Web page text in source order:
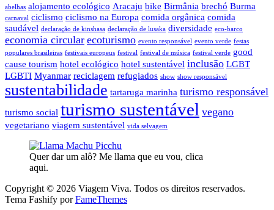
abelhas alojamento ecológico Aracaju bike Birmânia brechó Burma
carnaval ciclismo ciclismo na Europa comida orgânica comida
saudável declaração de kinshasa declaração de lusaka diversidade eco-barco
economia circular ecoturismo evento responsável evento verde festas
populares brasileiras festivais europeus festival festival de música festival verde good
cause tourism hotel ecológico hotel sustentável inclusão LGBT
LGBTI Myanmar reciclagem refugiados show show responsável
sustentabilidade tartaruga marinha turismo responsável
turismo social turismo sustentável vegano
vegetariano viagem sustentável vida selvagem
Quer dar um alô? Me llama que eu vou, clica
aqui.
Copyright © 2026 Viagem Viva. Todos os direitos reservados.
Tema Fashify porFameThemes